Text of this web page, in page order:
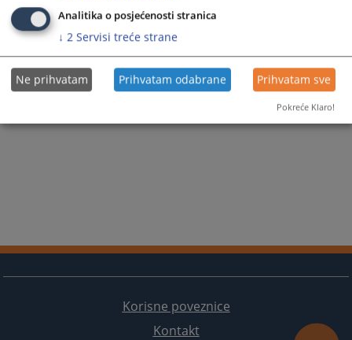
Korisne poveznice
Kontakt
Analitika o posjećenosti stranica
↓ 2 Servisi treće strane
Ne prihvatam Prihvatam odabrane Prihvatam sve
Pokreće Klaro!